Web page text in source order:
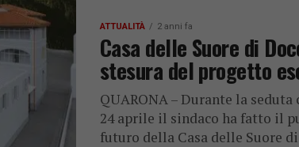
ATTUALITÀ 2 anni fa
Casa delle Suore di
stesura del progetto
QUARONA – Durante la
24 aprile il sindaco ha fatto il
futuro della Casa delle Suore